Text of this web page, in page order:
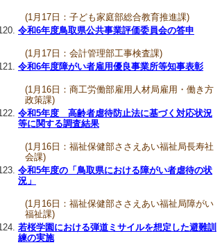
(1月17日：子ども家庭部総合教育推進課)
令和6年度鳥取県公共事業評価委員会の答申
(1月17日：会計管理部工事検査課)
令和6年度障がい者雇用優良事業所等知事表彰
(1月16日：商工労働部雇用人材局雇用・働き方
政策課)
令和5年度 高齢者虐待防止法に基づく対応状況
等に関する調査結果
(1月16日：福祉保健部ささえあい福祉局長寿社
会課)
令和5年度の「鳥取県における障がい者虐待の状
況」
(1月16日：福祉保健部ささえあい福祉局障がい
福祉課)
若桜学園における弾道ミサイルを想定した避難訓
練の実施